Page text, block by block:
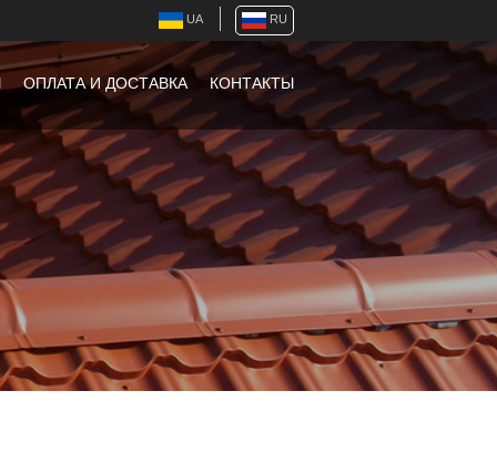
UA RU
ОПЛАТА И ДОСТАВКА КОНТАКТЫ